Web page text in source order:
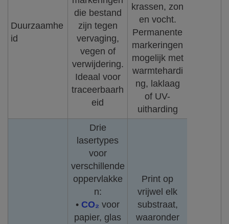
Duurzaamhe
id
die bestand
zijn tegen
vervaging,
vegen of
verwijdering.
Ideaal voor
traceerbaarh
eid
krassen, zon
en vocht.
Permanente
markeringen
mogelijk met
warmtehardi
ng, laklaag
of UV-
uitharding
Drie
lasertypes
voor
verschillende
oppervlakke
n:
• CO₂ voor
papier, glas
Print op
vrijwel elk
substraat,
waaronder